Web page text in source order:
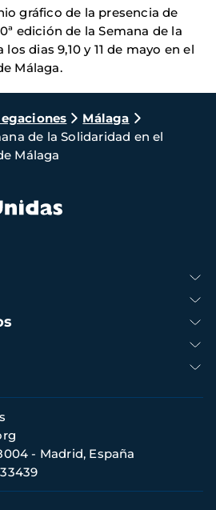
gráfico de la presencia de
edición de la Semana de la
dias 9,10 y 11 de mayo en el
Málaga.
Málaga
de la Solidaridad en el
Málaga
- Madrid, España